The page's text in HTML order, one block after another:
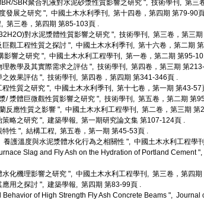
SBR聚合乳液對水泥砂漿性質影響之研究 ", 技術學刊, 第三
發展之研究 ", 中國土木水利季刊, 第十四卷，第四期 第79-90
第三卷，第四期 第85-103頁 .
對水泥漿體性質影響之研究 ", 技術學刊, 第三卷，第三
觀工程性質之探討 ", 中國土木水利季刊, 第十六卷，第二期
響之研究 ", 中國土木水利工程學刊, 第一卷，第二期 第95-
教學及其實際需求之評估 ", 技術學刊, 第四卷，第三期 第
效果評估 ", 技術學刊, 第四卷，第四期 第341-346頁 .
性質之研究 ", 中國土木水利季刊, 第十七卷，第一期 第43-57
/ 漿體巨微觀性質影響之研究 ", 技術學刊, 第五卷，第二期 第
反應性質之影響 ", 中國土木水利工程學刊, 第二卷，第三期 第
略之研究 ", 建築學報, 第一期研究論文集 第107-124頁 .
性 ", 結構工程, 第五卷，第一期 第45-53頁 .
護溫度與水泥漿體水化行為之相關性 ", 中國土木水利工程學
Slag and Fly Ash on the Hydration of Portland Cement
化機理影響之研究 ", 中國土木水利工程學刊, 第三卷，第四
用之探討 ", 建築學報, 第四期 第83-99頁 .
of High Strength Fly Ash Concrete Beams ",